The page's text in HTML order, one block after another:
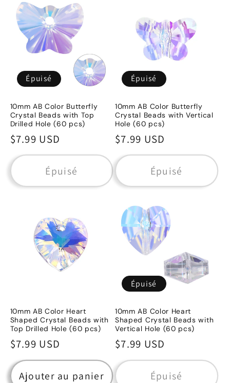
Épuisé
10mm AB Color Butterfly
Crystal Beads with Top
Drilled Hole (60 pcs)
Prix
habituel
$7.99 USD
Épuisé
Épuisé
10mm AB Color Butterfly
Crystal Beads with Vertical
Hole (60 pcs)
Prix
habituel
$7.99 USD
Épuisé
10mm AB Color Heart
Shaped Crystal Beads with
Top Drilled Hole (60 pcs)
Prix
habituel
$7.99 USD
Ajouter au panier
Épuisé
10mm AB Color Heart
Shaped Crystal Beads with
Vertical Hole (60 pcs)
Prix
habituel
$7.99 USD
Épuisé